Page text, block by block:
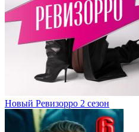
Новый Ревизорро 2 сезон